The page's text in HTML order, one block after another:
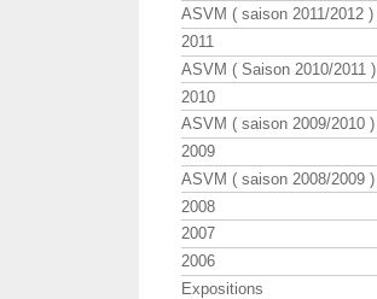
ASVM ( saison 2011/2012 )
2011
ASVM ( Saison 2010/2011 )
2010
ASVM ( saison 2009/2010 )
2009
ASVM ( saison 2008/2009 )
2008
2007
2006
Expositions